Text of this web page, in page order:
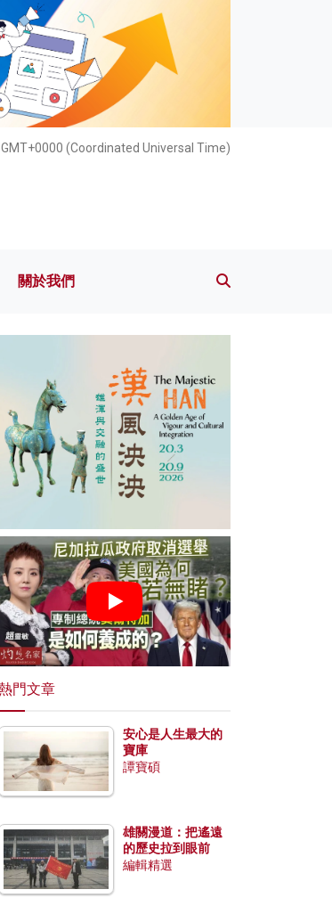
(Coordinated Universal Time)
動 關於我們
關於我們
門文章
安心是人生最大的
寶庫
譚寶碩
雄關漫道：把遙遠
的歷史拉到眼前
編輯精選